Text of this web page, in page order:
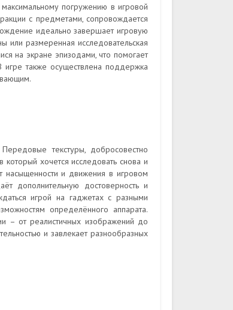
погружению в игровой
с предметами, сопровождается
идеально завершает игровую
или размеренная исследовательская
на экране эпизодами, что помогает
игре также осуществлена поддержка
текстуры, добросовестно
хочется исследовать снова и
насыщенности и движения в игровом
дополнительную достоверность и
игрой на гаджетах с разными
определённого аппарата.
– от реалистичных изображений до
и завлекает разнообразных